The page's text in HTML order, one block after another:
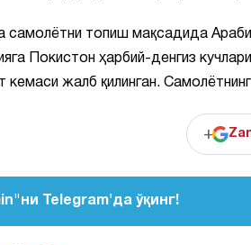
самолётни топиш мақсадида
Покистон ҳарбий-денгиз
кемаси жалб қилинган.
+
Telegram'да ўқинг!